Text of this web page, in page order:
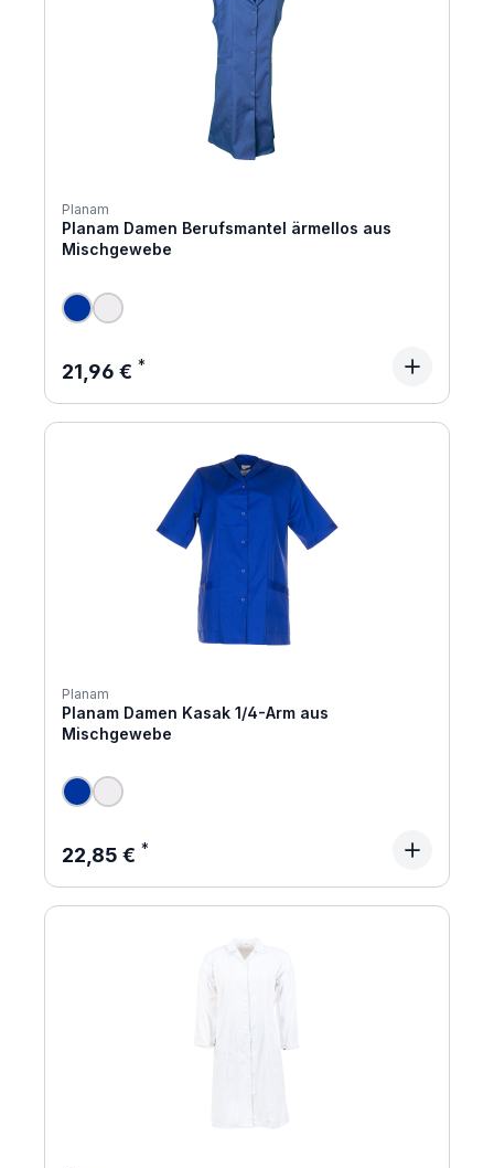
Planam
Planam Damen Berufsmantel ärmellos aus
Mischgewebe
Regulärer Preis:
21,96 €
Planam
Planam Damen Kasak 1/4-Arm aus
Mischgewebe
Regulärer Preis:
22,85 €